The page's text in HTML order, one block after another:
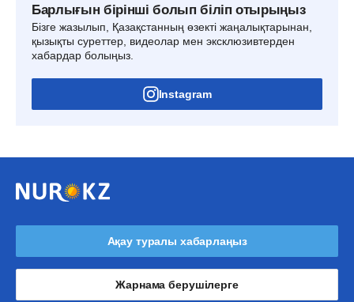
Барлығын бірінші болып біліп отырыңыз
Бізге жазылып, Қазақстанның өзекті жаңалықтарынан,
қызықты суреттер, видеолар мен эксклюзивтерден
хабардар болыңыз.
Instagram
Ақау туралы хабарлаңыз
Жарнама берушілерге